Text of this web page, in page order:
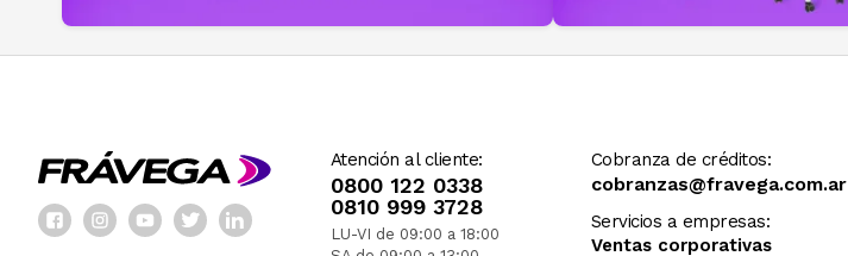
Atención al cliente:
0800 122 0338
0810 999 3728
LU-VI de 09:00 a 18:00
Cobranza de créditos:
cobranzas@fravega.com.ar
Servicios a empresas:
Ventas corporativas